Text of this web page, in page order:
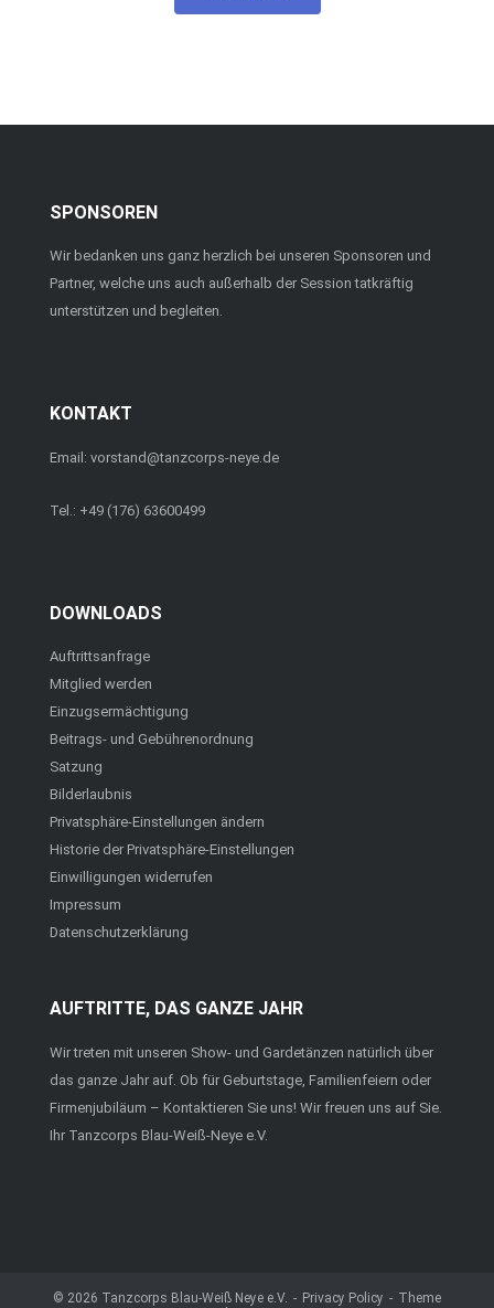
SPONSOREN
Wir bedanken uns ganz herzlich bei unseren Sponsoren und
Partner, welche uns auch außerhalb der Session tatkräftig
unterstützen und begleiten.
KONTAKT
Email: vorstand@tanzcorps-neye.de
Tel.: +49 (176) 63600499
DOWNLOADS
Auftrittsanfrage
Mitglied werden
Einzugsermächtigung
Beitrags- und Gebührenordnung
Satzung
Bilderlaubnis
Privatsphäre-Einstellungen ändern
Historie der Privatsphäre-Einstellungen
Einwilligungen widerrufen
Impressum
Datenschutz­erklärung
AUFTRITTE, DAS GANZE JAHR
Wir treten mit unseren Show- und Gardetänzen natürlich über
das ganze Jahr auf. Ob für Geburtstage, Familienfeiern oder
Firmenjubiläum – Kontaktieren Sie uns! Wir freuen uns auf Sie.
Ihr Tanzcorps Blau-Weiß-Neye e.V.
© 2026 Tanzcorps Blau-Weiß Neye e.V. Privacy Policy
Theme